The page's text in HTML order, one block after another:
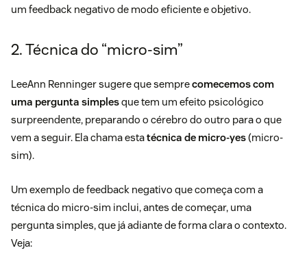
um feedback negativo de modo eficiente e objetivo.
2. Técnica do “micro-sim”
LeeAnn Renninger sugere que semprecomecemos com
uma pergunta simplesque tem um efeito psicológico
surpreendente, preparando o cérebro do outro para o que
vem a seguir. Ela chama estatécnica de micro-yes(micro-
sim).
Um exemplo de feedback negativo que começa com a
técnica do micro-sim inclui, antes de começar, uma
pergunta simples, que já adiante de forma clara o contexto.
Veja: